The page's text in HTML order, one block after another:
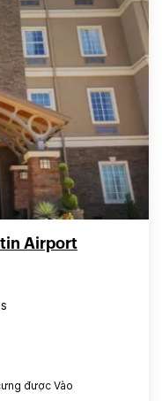
Airport
được Vào